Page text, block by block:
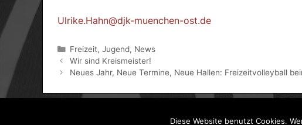
Ulrike.Hahn@djk-muenchen-ost.de
Kategorien
Freizeit,Jugend, News
Wir sind Kreismeister!
Neues Jahr, Neue Termine, Neue Hallen: Freizeitvolleyball
Diese Website benutzt Cookies.